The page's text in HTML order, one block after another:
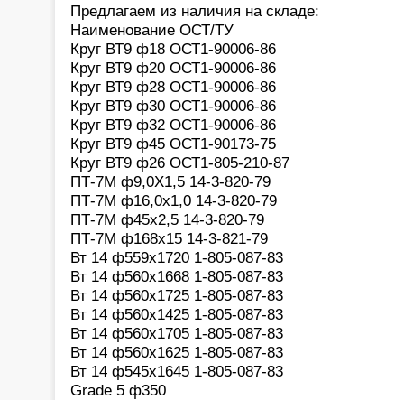
Предлагаем из наличия на складе:
Наименование ОСТ/ТУ
Круг ВТ9 ф18 ОСТ1-90006-86
Круг ВТ9 ф20 ОСТ1-90006-86
Круг ВТ9 ф28 ОСТ1-90006-86
Круг ВТ9 ф30 ОСТ1-90006-86
Круг ВТ9 ф32 ОСТ1-90006-86
Круг ВТ9 ф45 ОСТ1-90173-75
Круг ВТ9 ф26 ОСТ1-805-210-87
ПТ-7М ф9,0Х1,5 14-3-820-79
ПТ-7М ф16,0х1,0 14-3-820-79
ПТ-7М ф45х2,5 14-3-820-79
ПТ-7М ф168х15 14-3-821-79
Вт 14 ф559х1720 1-805-087-83
Вт 14 ф560х1668 1-805-087-83
Вт 14 ф560х1725 1-805-087-83
Вт 14 ф560х1425 1-805-087-83
Вт 14 ф560х1705 1-805-087-83
Вт 14 ф560х1625 1-805-087-83
Вт 14 ф545х1645 1-805-087-83
Grade 5 ф350